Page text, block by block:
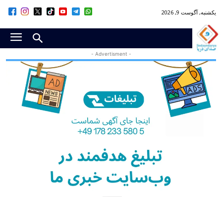
یکشنبه, آگوست 9, 2026
- Advertisment -